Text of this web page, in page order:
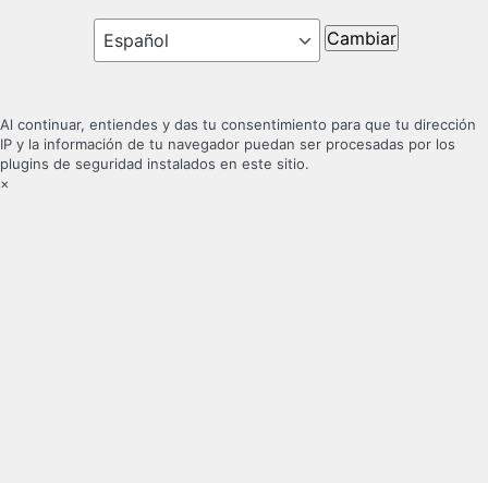
Idioma
Al continuar, entiendes y das tu consentimiento para que tu dirección
IP y la información de tu navegador puedan ser procesadas por los
plugins de seguridad instalados en este sitio.
×